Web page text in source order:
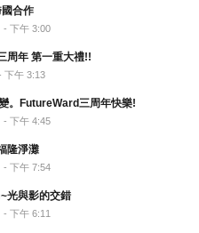
合作
- 下午 3:00
周年 第一重大禮!!
下午 3:13
。FutureWard三周年快樂!
- 下午 4:45
隆淨灘
- 下午 7:54
光與影的交錯
- 下午 6:11